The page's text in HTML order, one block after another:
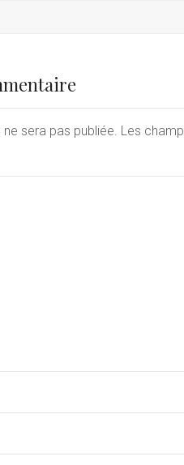
sera pas publiée. Les